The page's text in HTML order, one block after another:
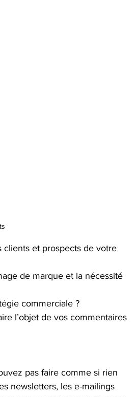
clients et prospects de votre
de marque et la nécessité
commerciale ?
l’objet de vos commentaires
pas faire comme si rien
newsletters, les e-mailings